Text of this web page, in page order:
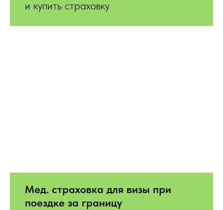
и купить страховку
Мед. страховка для визы при
поездке за границу